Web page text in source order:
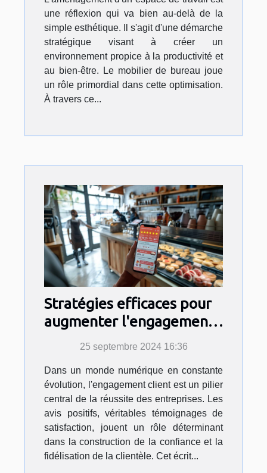
une réflexion qui va bien au-delà de la
simple esthétique. Il s'agit d'une démarche
stratégique visant à créer un
environnement propice à la productivité et
au bien-être. Le mobilier de bureau joue
un rôle primordial dans cette optimisation.
À travers ce...
Stratégies efficaces pour
augmenter l'engagement
client via les avis positifs
25 septembre 2024 16:36
Dans un monde numérique en constante
évolution, l'engagement client est un pilier
central de la réussite des entreprises. Les
avis positifs, véritables témoignages de
satisfaction, jouent un rôle déterminant
dans la construction de la confiance et la
fidélisation de la clientèle. Cet écrit...